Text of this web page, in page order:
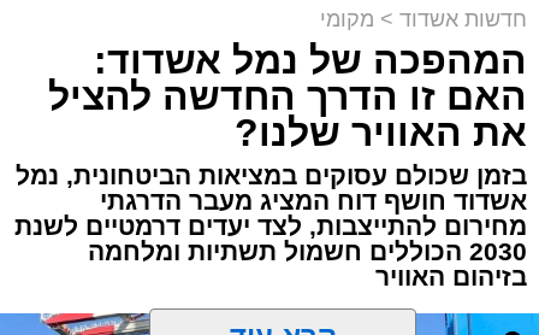
חדשות אשדוד > מקומי
המהפכה של נמל אשדוד:
האם זו הדרך החדשה להציל
את האוויר שלנו?
בזמן שכולם עסוקים במציאות הביטחונית, נמל
אשדוד חושף דוח המציג מעבר הדרגתי
מחירום להתייצבות, לצד יעדים דרמטיים לשנת
2030 הכוללים חשמול תשתיות ומלחמה
בזיהום האוויר